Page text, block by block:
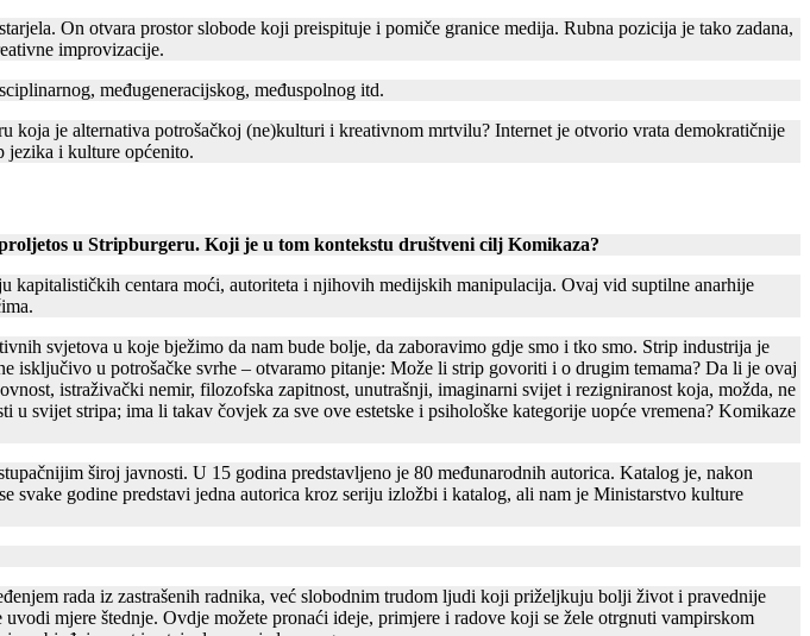
On otvara prostor slobode koji preispituje i pomiče granice medija. Rubna pozicija je tako zadana,
improvizacije.
međugeneracijskog, međuspolnog itd.
koja je alternativa potrošačkoj (ne)kulturi i kreativnom mrtvilu? Internet je otvorio vrata demokratičnije
jezika i kulture općenito.
u Stripburgeru. Koji je u tom kontekstu društveni cilj Komikaza?
kapitalističkih centara moći, autoriteta i njihovih medijskih manipulacija. Ovaj vid suptilne anarhije
svjetova u koje bježimo da nam bude bolje, da zaboravimo gdje smo i tko smo. Strip industrija je
isključivo u potrošačke svrhe – otvaramo pitanje: Može li strip govoriti i o drugim temama? Da li je ovaj
istraživački nemir, filozofska zapitnost, unutrašnji, imaginarni svijet i rezigniranost koja, možda, ne
svijet stripa; ima li takav čovjek za sve ove estetske i psihološke kategorije uopće vremena? Komikaze
široj javnosti. U 15 godina predstavljeno je 80 međunarodnih autorica. Katalog je, nakon
svake godine predstavi jedna autorica kroz seriju izložbi i katalog, ali nam je Ministarstvo kulture
rada iz zastrašenih radnika, već slobodnim trudom ljudi koji priželjkuju bolji život i pravednije
mjere štednje. Ovdje možete pronaći ideje, primjere i radove koji se žele otrgnuti vampirskom